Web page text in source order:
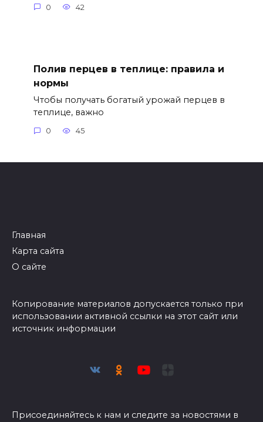
0 42
Полив перцев в теплице: правила и
нормы
Чтобы получать богатый урожай перцев в
теплице, важно
0 45
Главная
Карта сайта
О сайте
Копирование материалов допускается только при
использовании активной ссылки на этот сайт или
источник информации
Присоединяйтесь к нам и следите за новостями в